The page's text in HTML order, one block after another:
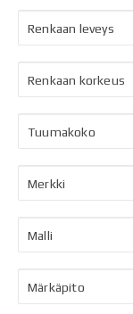
Renkaan leveys
Renkaan korkeus
Tuumakoko
Merkki
Malli
Märkäpito